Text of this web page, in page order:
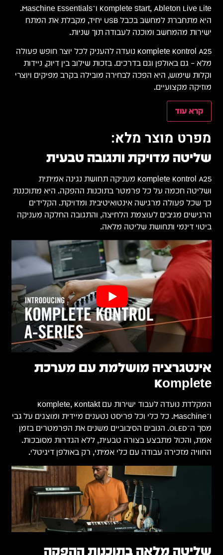
Komplete Start, Ableton Live Lite ו־Maschine Essentials.
היא מתחברת למחשב בכבל USB יחיד, מקבלת את המתח
ישירות מהמחשב ומוכנה לעבודה תוך שניות.
Komplete Kontrol A25 נועדה להעניק לכל יוצר חופש פעולה
מלא – גם באולפן וגם בדרכים. בזכות שילוב בין דיוק, ניידות
וקלות שימוש, היא הפכה לבחירה מובילה בקרב מפיקים ויוצרי
מוזיקה מקצועיים.
קרא עוד
מפרט מוצר מלא:
שליטה מדויקת ותגובה טבעית
Komplete Kontrol A25 מעניקה תחושת נגינה אמיתית
ושליטה חכמה על כל פרמטר בתוכנות ההפקה. היא מתוכננת
כך שכל פעולה מרגישה אינטואיטיבית ומדויקת. הקלידים
הרגישים מגיבים לעוצמת הלחיצה, והתגובה החלקה מעניקה
ביטוי דינמי ותחושת שליטה מלאה.
אינטגרציה מושלמת עם מערכת
Komplete
המקלדת נועדה לעבוד ישירות עם Komplete, Kontakt
ו־Maschine. כל כלי וכל פריסט נטענים מיידית ומוצגים על גבי
מסך ה־OLED. הנובים הסיבוביים משנים את הפרמטרים בזמן
אמת, והכול מתבצע בצורה טבעית, ללא הגדרות מסובכות.
החוויה מזכירה עבודה עם כלי אמיתי, רק באולפן דיגיטלי.
שליטה מלאה בתוכנות ההפקה